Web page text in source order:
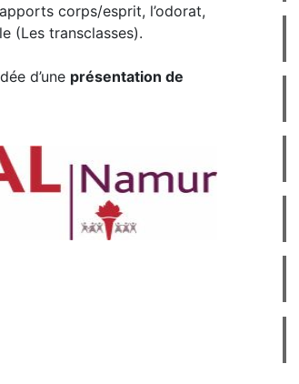
corps/esprit, l’odorat,
(Les transclasses).
d’une présentation de